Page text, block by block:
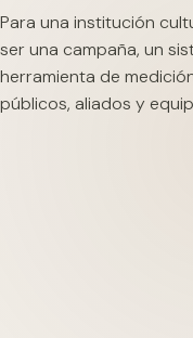
Para una institución
ser una campaña, un
herramienta de
públicos, aliados y